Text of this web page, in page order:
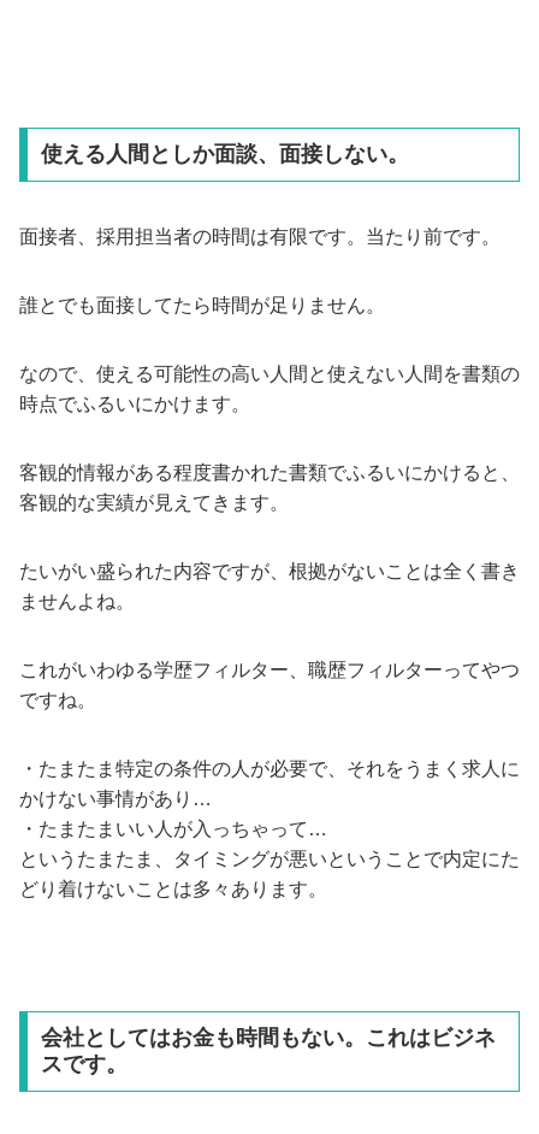
使える人間としか面談、面接しない。
面接者、採用担当者の時間は有限です。当たり前です。
誰とでも面接してたら時間が足りません。
なので、使える可能性の高い人間と使えない人間を書類の
時点でふるいにかけます。
客観的情報がある程度書かれた書類でふるいにかけると、
客観的な実績が見えてきます。
たいがい盛られた内容ですが、根拠がないことは全く書き
ませんよね。
これがいわゆる学歴フィルター、職歴フィルターってやつ
ですね。
・たまたま特定の条件の人が必要で、それをうまく求人に
かけない事情があり…
・たまたまいい人が入っちゃって…
というたまたま、タイミングが悪いということで内定にた
どり着けないことは多々あります。
会社としてはお金も時間もない。これはビジネ
スです。